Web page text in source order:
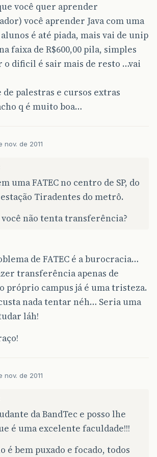
você quer aprender
você aprender Java com uma
alunos é até piada, mais vai de unip
faixa de R$600,00 pila, simples
o dificil é sair mais de resto …vai
de palestras e cursos extras
q é muito boa…
nov. de 2011
uma FATEC no centro de SP, do
Tiradentes do metrô.
não tenta transferência?
de FATEC é a burocracia…
transferência apenas de
próprio campus já é uma tristeza.
nada tentar néh… Seria uma
láh!
nov. de 2011
da BandTec e posso lhe
é uma excelente faculdade!!!
é bem puxado e focado, todos